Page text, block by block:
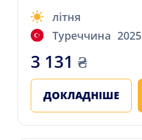
літня
Туреччина 2025
3 131 ₴
ДОКЛАДНІШЕ